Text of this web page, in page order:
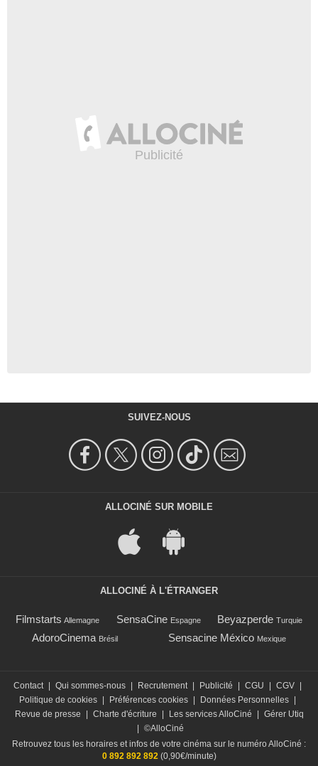
SUIVEZ-NOUS
ALLOCINÉ SUR MOBILE
ALLOCINÉ À L'ÉTRANGER
Filmstarts Allemagne SensaCine Espagne Beyazperde Turquie
AdoroCinema Brésil Sensacine México Mexique
Contact Qui sommes-nous Recrutement Publicité CGU CGV
Politique de cookies
Préférences cookies Données Personnelles
Revue de presse
Charte d'écriture Les services AlloCiné
Gérer Utiq
©AlloCiné
Retrouvez tous les horaires et infos de votre cinéma sur le numéro AlloCiné :
0 892 892 892(0,90€/minute)